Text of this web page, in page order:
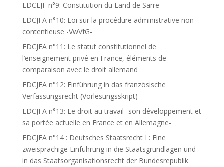
EDCEJF n°9: Constitution du Land de Sarre
EDCJFA n°10: Loi sur la procédure administrative non
contentieuse -VwVfG-
EDCJFA n°11: Le statut constitutionnel de
l’enseignement privé en France, éléments de
comparaison avec le droit allemand
EDCJFA n°12: Einführung in das französische
Verfassungsrecht (Vorlesungsskript)
EDCJFA n°13: Le droit au travail -son développement et
sa portée actuelle en France et en Allemagne-
EDCJFA n°14 : Deutsches Staatsrecht I : Eine
zweisprachige Einführung in die Staatsgrundlagen und
in das Staatsorganisationsrecht der Bundesrepublik